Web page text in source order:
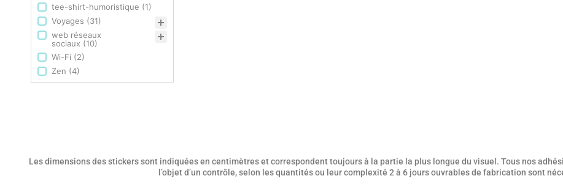
tee-shirt-humoristique (1)
Voyages (31)
web réseaux
sociaux (10)
Wi-Fi (2)
Zen (4)
Les dimensions des stickers sont indiquées en centimètres et correspondent toujours à la partie la plus longue du visuel. Tous nos
l’objet d’un contrôle, selon les quantités ou leur complexité 2 à 6 jours ouvrables de fabrication sont